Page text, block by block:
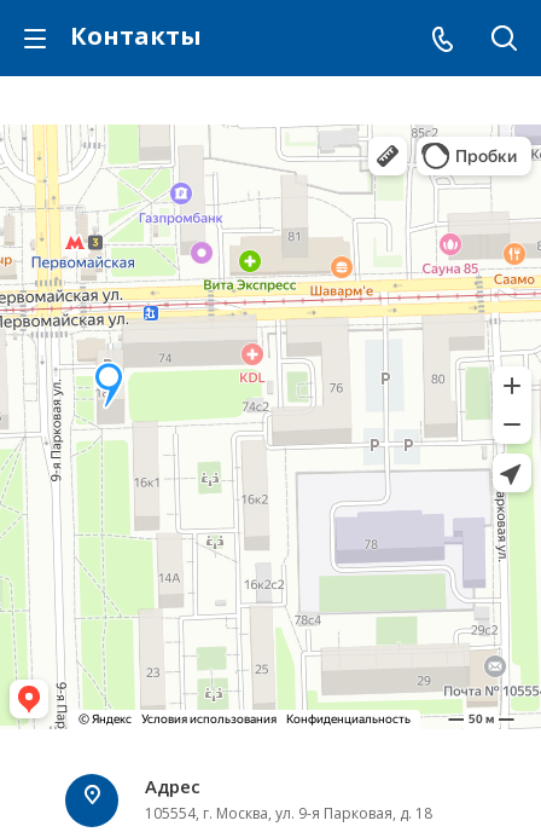
Контакты
Адрес
105554, г. Москва, ул. 9-я Парковая, д. 18